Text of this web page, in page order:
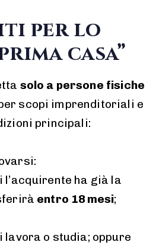
per lo
casa”
solo a persone fisiche
scopi imprenditoriali e
principali:
l’acquirente ha già la
entro 18 mesi;
lavora o studia; oppure